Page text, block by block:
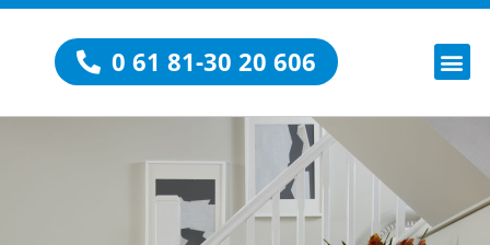
0 61 81-30 20 606